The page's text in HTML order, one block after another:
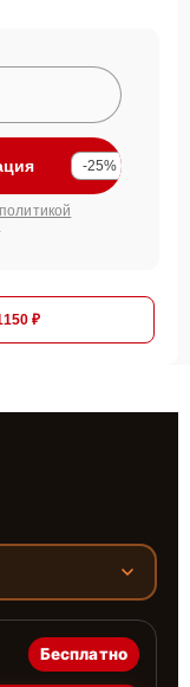
-25%
политикой
₽
Бесплатно